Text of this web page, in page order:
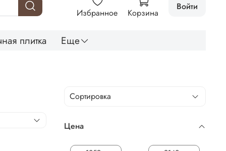
Избранное Корзина
Войти
плитка Еще
Цена